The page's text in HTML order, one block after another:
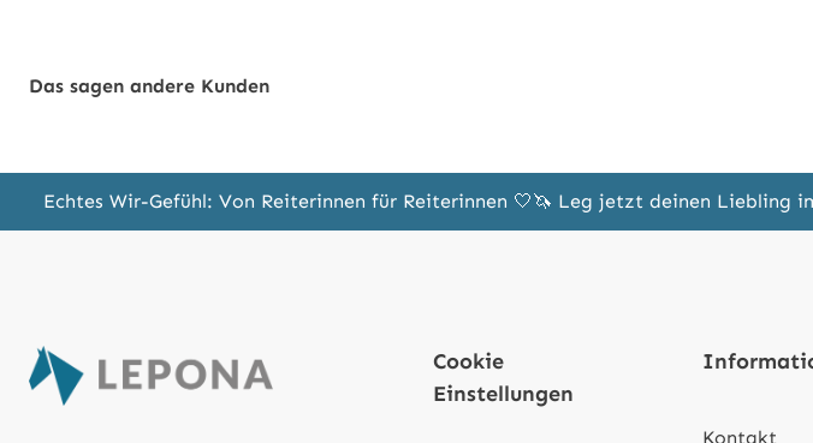
Das sagen andere Kunden
Echtes Wir-Gefühl: Von Reiterinnen für Reiterinnen 🤍🦄 Leg jetzt deinen Liebling
Cookie
Einstellungen
Kontakt